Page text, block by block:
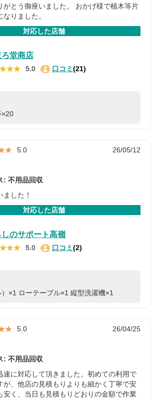
がとう御座いました。 おかげ様で植木等片
りました。
対応した店舗
ろ堂商店
5.0 口コミ (21)
×20
5.0
26/05/12
: 不用品回収
した！
対応した店舗
のサポート高嶺
5.0 口コミ (2)
×1 ローテーブル×1 縦型洗濯機×1
5.0
26/04/25
: 不用品回収
速に対応して頂きました。初めての利用で
が、他店の見積もりよりも細かく丁寧で安
安く、当日も見積もりどおりの金額で作業